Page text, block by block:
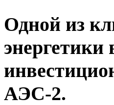
Одной из
энергетики
АЭС-2.